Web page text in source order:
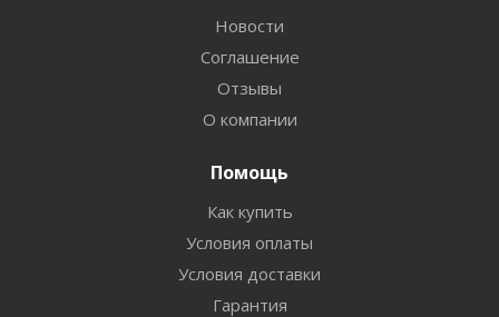
Новости
Соглашение
Отзывы
О компании
Помощь
Как купить
Условия оплаты
Условия доставки
Гарантия